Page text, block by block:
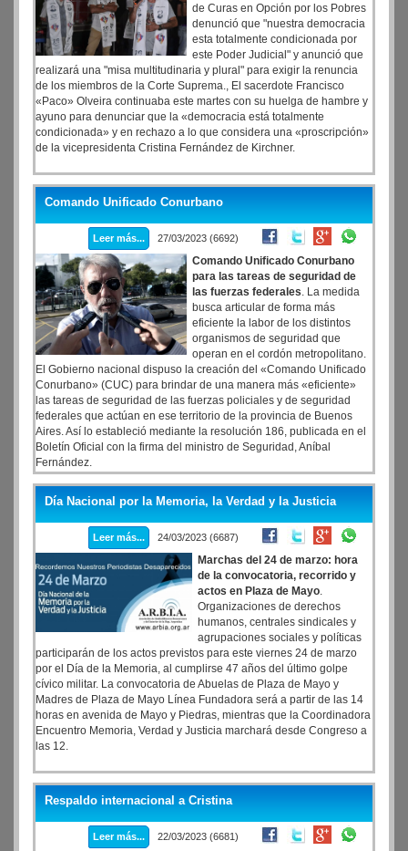
de Curas en Opción por los Pobres
denunció que "nuestra democracia
esta totalmente condicionada por
este Poder Judicial" y anunció que
realizará una "misa multitudinaria y plural" para exigir la renuncia
de los miembros de la Corte Suprema., El sacerdote Francisco
«Paco» Olveira continuaba este martes con su huelga de hambre y
ayuno para denunciar que la «democracia está totalmente
condicionada» y en rechazo a lo que considera una «proscripción»
de la vicepresidenta Cristina Fernández de Kirchner.
Comando Unificado Conurbano
Leer más... 27/03/2023 (6692)
Comando Unificado Conurbano
para las tareas de seguridad de
las fuerzas federales. La medida
busca articular de forma más
eficiente la labor de los distintos
organismos de seguridad que
operan en el cordón metropolitano.
El Gobierno nacional dispuso la creación del «Comando Unificado
Conurbano» (CUC) para brindar de una manera más «eficiente»
las tareas de seguridad de las fuerzas policiales y de seguridad
federales que actúan en ese territorio de la provincia de Buenos
Aires. Así lo estableció mediante la resolución 186, publicada en el
Boletín Oficial con la firma del ministro de Seguridad, Aníbal
Fernández.
Día Nacional por la Memoria, la Verdad y la Justicia
Leer más... 24/03/2023 (6687)
Marchas del 24 de marzo: hora
de la convocatoria, recorrido y
actos en Plaza de Mayo.
Organizaciones de derechos
humanos, centrales sindicales y
agrupaciones sociales y políticas
participarán de los actos previstos para este viernes 24 de marzo
por el Día de la Memoria, al cumplirse 47 años del último golpe
cívico militar. La convocatoria de Abuelas de Plaza de Mayo y
Madres de Plaza de Mayo Línea Fundadora será a partir de las 14
horas en avenida de Mayo y Piedras, mientras que la Coordinadora
Encuentro Memoria, Verdad y Justicia marchará desde Congreso a
las 12.
Respaldo internacional a Cristina
Leer más... 22/03/2023 (6681)